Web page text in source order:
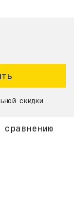
скидки
сравнению